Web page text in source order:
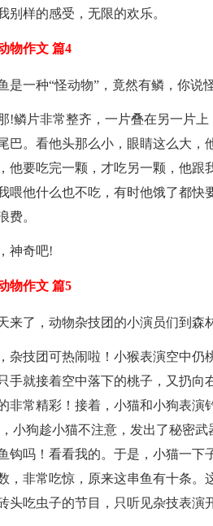
别样的感受，无限的欢乐。
物作文 篇4
是一种“怪动物”，竟然有鳞，你说
!鳞片非常整齐，一片叠在另一片
巴。看他头那么小，眼睛这么大，
他要吃完一颗，才吃另一颗，他跟
喂他什么也不吃，有时他饿了都快
费。
神奇吧!
物作文 篇5
来了，动物杂技团的小演员们到森
杂技团可热闹啦！小猴表演空中仍
手就接着空中落下的桃子，又扔向
非常精彩！接着，小猫和小狗表演
小狗趁小猫不注意，发出了秘密
钩吗！看看我的。于是，小猫一
，非常吃惊，原来这串鱼有十条。
头吃虫子的节目，只听见杂技表演